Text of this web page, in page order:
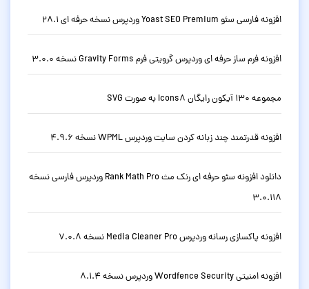
افزونه فارسی سئو Yoast SEO Premium وردپرس نسخه حرفه ای 28.1
افزونه فرم ساز حرفه ای وردپرس گرویتی فرم Gravity Forms نسخه 3.0.0
مجموعه 130 آیکون رایگان Icons8 به صورت SVG
افزونه قدرتمند چند زبانه کردن سایت وردپرس WPML نسخه 4.9.6
دانلود افزونه سئو حرفه ای رنک مث Rank Math Pro وردپرس فارسی نسخه
3.0.118
افزونه پاکسازی رسانه وردپرس Media Cleaner Pro نسخه 7.0.8
افزونه امنیتی Wordfence Security وردپرس نسخه 8.1.4